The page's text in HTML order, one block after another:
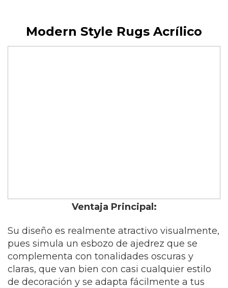
Modern Style Rugs Acrílico
Ventaja Principal:
Su diseño es realmente atractivo visualmente,
pues simula un esbozo de ajedrez que se
complementa con tonalidades oscuras y
claras, que van bien con casi cualquier estilo
de decoración y se adapta fácilmente a tus